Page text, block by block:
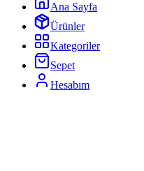
Ana Sayfa
Ürünler
Kategoriler
Sepet
Hesabım